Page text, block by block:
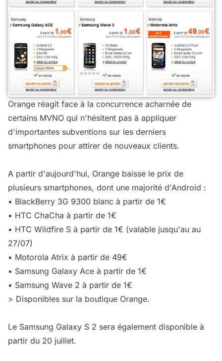
Orange réagit face à la concurrence acharnée de
certains MVNO qui n'hésitent pas à appliquer
d'importantes subventions sur les derniers
smartphones pour attirer de nouveaux clients.
A partir d'aujourd'hui, Orange baisse le prix de
plusieurs smartphones, dont une majorité d'Android :
• BlackBerry 3G 9300 blanc à partir de 1€
• HTC ChaCha à partir de 1€
• HTC Wildfire S à partir de 1€ (valable jusqu'au au
27/07)
• Motorola Atrix à partir de 49€
• Samsung Galaxy Ace à partir de 1€
• Samsung Wave 2 à partir de 1€
> Disponibles sur la boutique Orange.
Le Samsung Galaxy S 2 sera également disponible à
partir du 20 juillet.